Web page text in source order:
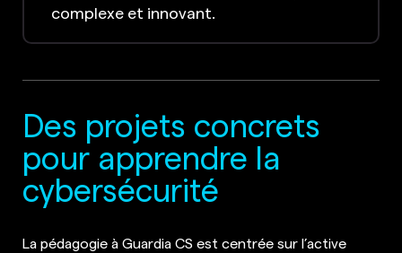
complexe et innovant.
Des projets concrets
pour apprendre la
cybersécurité
La pédagogie à Guardia CS est centrée sur l’active